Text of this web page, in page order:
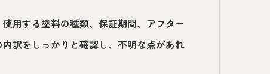
用する塗料の種類、保証期間、アフター
訳をしっかりと確認し、不明な点があれ